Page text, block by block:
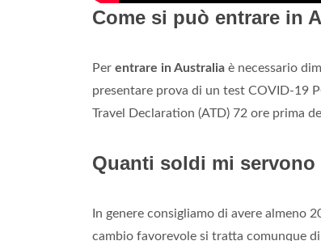
Come si può entrare in
Per entrare in Australia è necessario
presentare prova di un test COVID-19
Travel Declaration (ATD) 72 ore prima
Quanti soldi mi
In genere consigliamo di avere almeno
cambio favorevole si tratta comunque